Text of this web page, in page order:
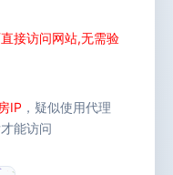
接访问网站,无需验
IP ，疑似使用代理
能访问